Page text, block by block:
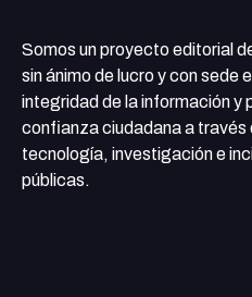
Somos un proyecto editorial
sin ánimo de lucro y con sede
integridad de la información y
confianza ciudadana a través
tecnología, investigación e
públicas.